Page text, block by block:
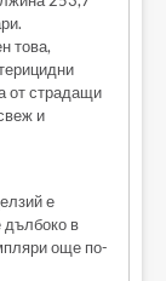
това,
от страдащи
и
е
дълбоко в
още по-